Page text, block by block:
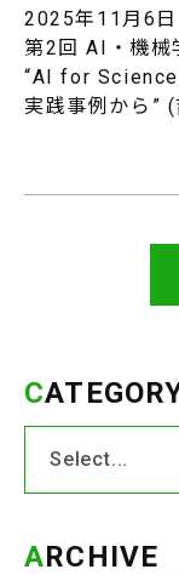
2025年11月6日
第2回 AI・機械
“AI for
実践事例から”
ARCHIVE